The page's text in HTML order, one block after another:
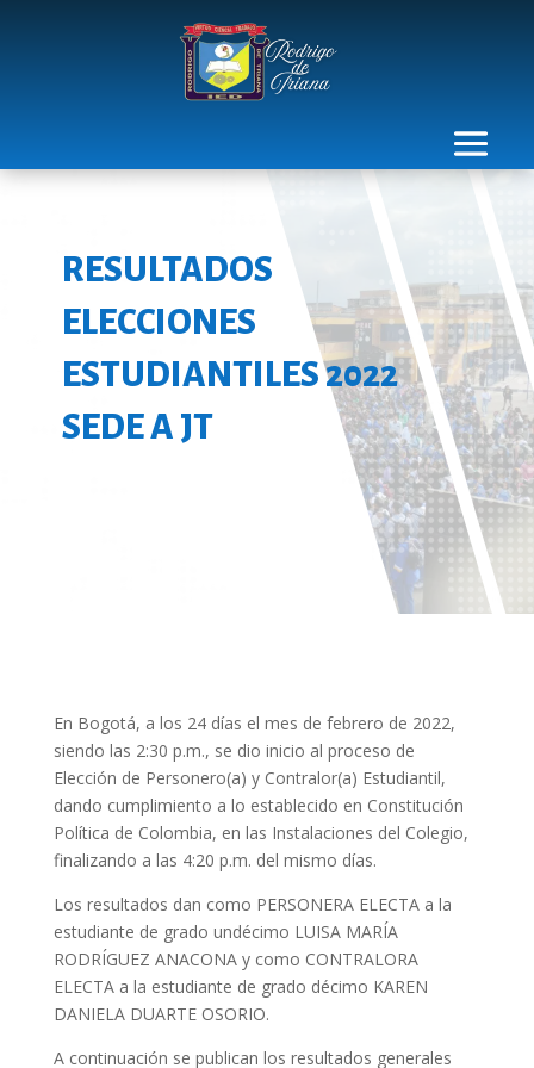
RESULTADOS
ELECCIONES
ESTUDIANTILES 2022
SEDE A JT
En Bogotá, a los 24 días el mes de febrero de 2022,
siendo las 2:30 p.m., se dio inicio al proceso de
Elección de Personero(a) y Contralor(a) Estudiantil,
dando cumplimiento a lo establecido en Constitución
Política de Colombia, en las Instalaciones del Colegio,
finalizando a las 4:20 p.m. del mismo días.
Los resultados dan como PERSONERA ELECTA a la
estudiante de grado undécimo LUISA MARÍA
RODRÍGUEZ ANACONA y como CONTRALORA
ELECTA a la estudiante de grado décimo KAREN
DANIELA DUARTE OSORIO.
A continuación se publican los resultados generales